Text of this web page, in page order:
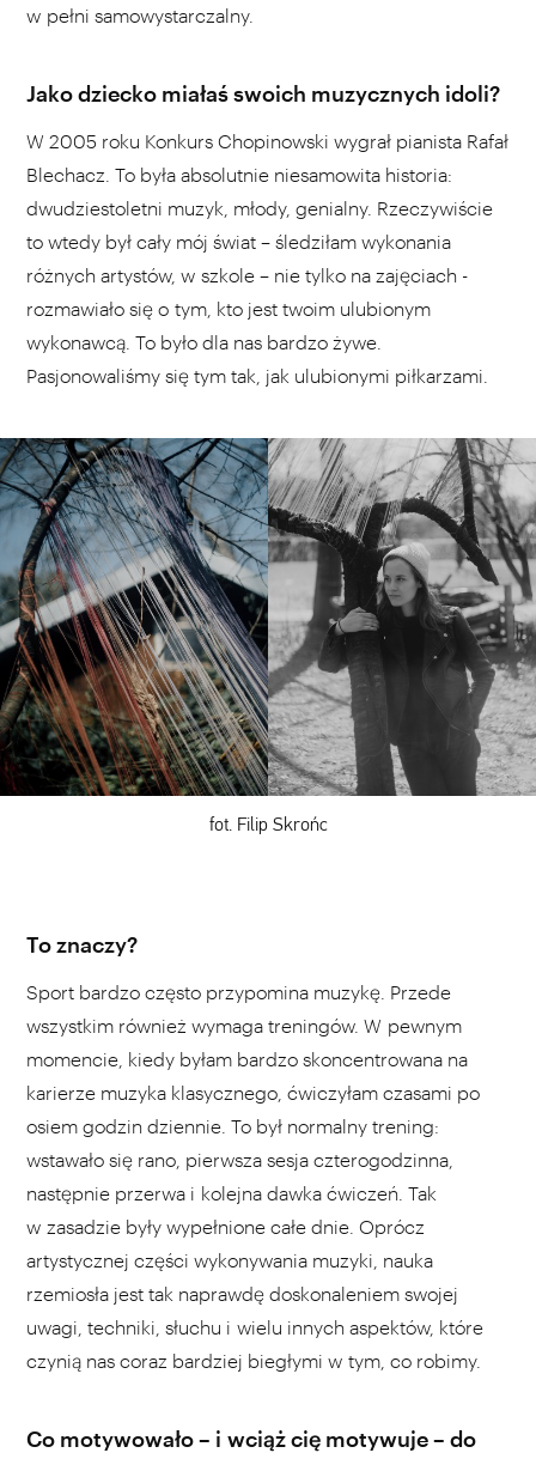
w pełni samowystarczalny.
Jako dziecko miałaś swoich muzycznych idoli?
W 2005 roku Konkurs Chopinowski wygrał pianista Rafał
Blechacz. To była absolutnie niesamowita historia:
dwudziestoletni muzyk, młody, genialny. Rzeczywiście
to wtedy był cały mój świat – śledziłam wykonania
różnych artystów, w szkole – nie tylko na zajęciach -
rozmawiało się o tym, kto jest twoim ulubionym
wykonawcą. To było dla nas bardzo żywe.
Pasjonowaliśmy się tym tak, jak ulubionymi piłkarzami.
fot. Filip Skrońc
To znaczy?
Sport bardzo często przypomina muzykę. Przede
wszystkim również wymaga treningów. W pewnym
momencie, kiedy byłam bardzo skoncentrowana na
karierze muzyka klasycznego, ćwiczyłam czasami po
osiem godzin dziennie. To był normalny trening:
wstawało się rano, pierwsza sesja czterogodzinna,
następnie przerwa i kolejna dawka ćwiczeń. Tak
w zasadzie były wypełnione całe dnie. Oprócz
artystycznej części wykonywania muzyki, nauka
rzemiosła jest tak naprawdę doskonaleniem swojej
uwagi, techniki, słuchu i wielu innych aspektów, które
czynią nas coraz bardziej biegłymi w tym, co robimy.
Co motywowało – i wciąż cię motywuje – do